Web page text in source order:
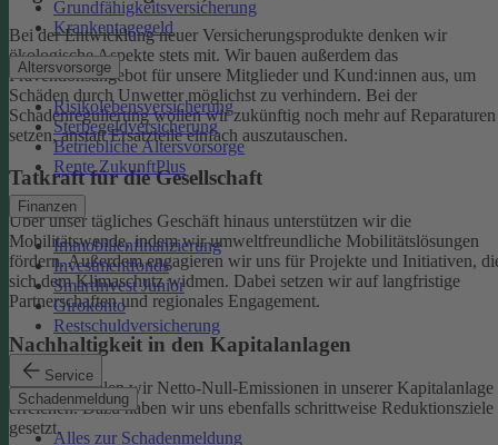
Grundfähigkeitsversicherung
Krankentagegeld
Altersvorsorge
Risikolebensversicherung
Sterbegeldversicherung
Betriebliche Altersvorsorge
Rente ZukunftPlus
Finanzen
Immobilienfinanzierung
Investmentfonds
SmartInvest Junior
Girokonto
Restschuldversicherung
Service
Schadenmeldung
Alles zur Schadenmeldung
Bei der Entwicklung neuer Versicherungsprodukte denken wir
ökologische Aspekte stets mit. Wir bauen außerdem das
Präventionsangebot für unsere Mitglieder und Kund:innen aus, um
Schäden durch Unwetter möglichst zu verhindern. Bei der
Schadenregulierung wollen wir zukünftig noch mehr auf Reparaturen
setzen, anstatt Ersatzteile einfach auszutauschen.
Tatkraft für die Gesellschaft
Über unser tägliches Geschäft hinaus unterstützen wir die
Mobilitätswende, indem wir umweltfreundliche Mobilitätslösungen
fördern. Außerdem engagieren wir uns für Projekte und Initiativen,
sich dem Klimaschutz widmen. Dabei setzen wir auf langfristige
Partnerschaften und regionales Engagement.
Nachhaltigkeit in den Kapitalanlagen
Bis 2050 wollen wir Netto-Null-Emissionen in unserer Kapitalanlage
erreichen. Dazu haben wir uns ebenfalls schrittweise Reduktionsziele
gesetzt.